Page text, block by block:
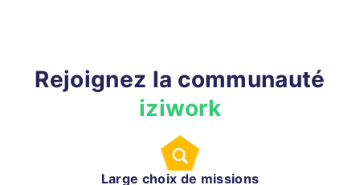
Rejoignez la communauté
iziwork
Large choix de missions